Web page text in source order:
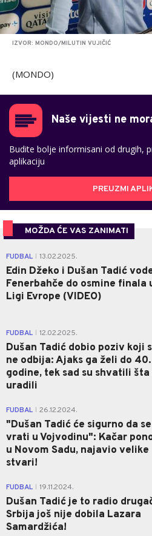
IZVOR: MONDO/MILUTIN VUJIČIĆ
(MONDO)
Naše vijesti ne
Budite bolje informisani od drugih,
aplikaciju
PREUZMI
MOŽDA ĆE VAS ZANIMATI
FUDBAL 13.02.2025.
Edin Džeko i Dušan Tadić
Fenerbahče do osmine finala
Ligi Evrope (VIDEO)
FUDBAL 12.02.2025.
Dušan Tadić dobio poziv koji
ne odbija: Ajaks ga želi do 40.
godine, tek sad su shvatili šta
uradili
FUDBAL 26.12.2024.
"Dušan Tadić će sigurno da se
vrati u Vojvodinu": Kačar
u Novom Sadu, najavio velike
stvari!
FUDBAL 19.11.2024.
Dušan Tadić je to radio
Srbija još nije dobila Lazara
Samardžića!